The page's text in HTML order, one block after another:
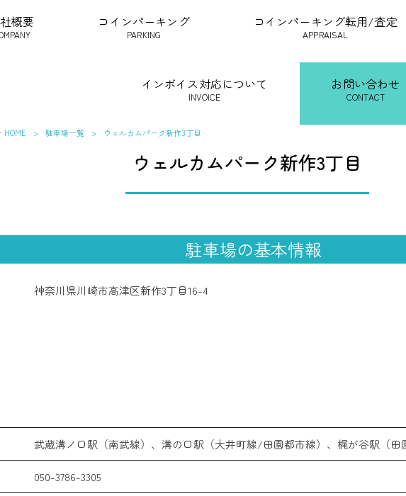
概要 コインパーキング
PARKING
コインパーキング転用/査定
APPRAISAL
インボイス対応について
INVOICE
お問い合わせ
CONTACT
HOME > 駐車場一覧 > ウェルカムパーク新作3丁目
ウェルカムパーク新作3丁目
駐車場の基本情報
神奈川県川崎市高津区新作3丁目16-4
武蔵溝ノ口駅（南武線）、溝の口駅（大井町線/田園都市線）、梶が谷駅（田
050-3786-3305